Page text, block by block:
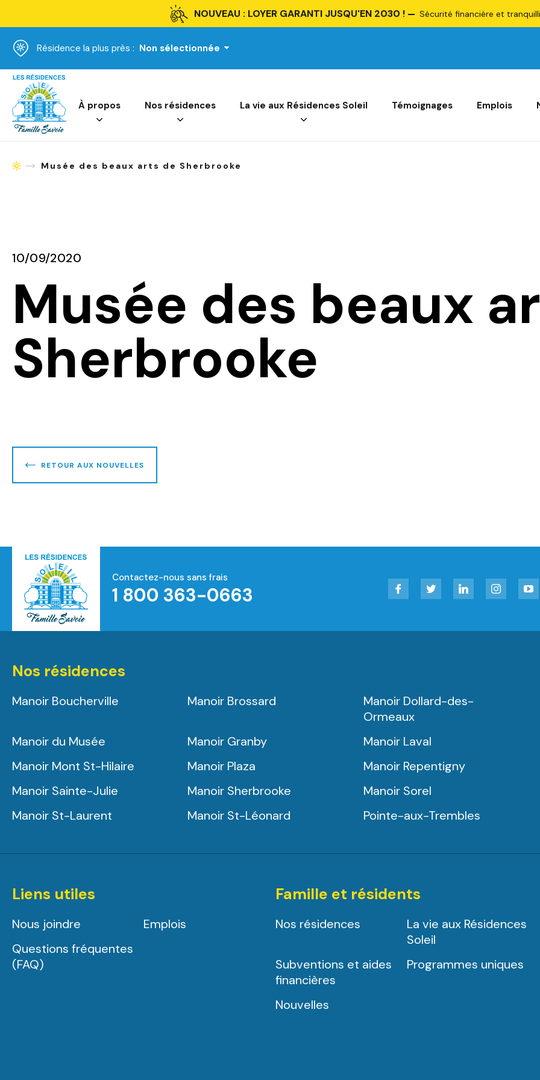
NOUVEAU : LOYER GARANTI JUSQU'EN 2030 ! Sécurité financière et
Résidence la plus près : Non sélectionnée
Accueil
À propos Nos résidences La vie aux Résidences Soleil Témoignages Emplois
AccueilMusée des beaux arts de Sherbrooke
10/09/2020
Musée des beaux
Sherbrooke
RETOUR AUX NOUVELLES
Accueil
Contactez-nous sans frais
1 800 363-0663
Facebook Twitter LinkedIn Instagram
Nos résidences
Manoir Boucherville Manoir Brossard
Manoir Dollard-des-
Ormeaux
Manoir du Musée
Manoir Granby
Manoir Laval
Manoir Mont St-Hilaire
Manoir Plaza
Manoir Repentigny
Manoir Sainte-Julie
Manoir Sherbrooke
Manoir Sorel
Manoir St-Laurent
Manoir St-Léonard Pointe-aux-Trembles
Liens utiles
Nous joindre
Emplois
Questions fréquentes
(FAQ)
Famille et résidents
Nos résidences
La vie aux Résidences
Soleil
Subventions et aides
financières
Programmes uniques
Nouvelles